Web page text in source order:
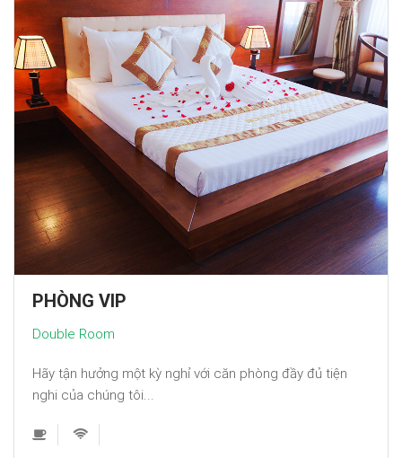
PHÒNG VIP
Double Room
Hãy tận hưởng một kỳ nghỉ với căn phòng đầy đủ tiện
nghi của chúng tôi...